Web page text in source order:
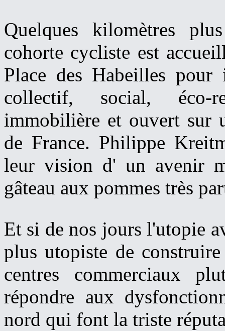
Quelques kilomètres
cohorte cycliste est
Place des Habeilles
collectif, social, éco-
immobilière et ouvert sur
de France. Philippe
leur vision d' un avenir
gâteau aux pommes très
Et si de nos jours l'utopie
plus utopiste de
centres commerciaux
répondre aux
nord qui font la triste